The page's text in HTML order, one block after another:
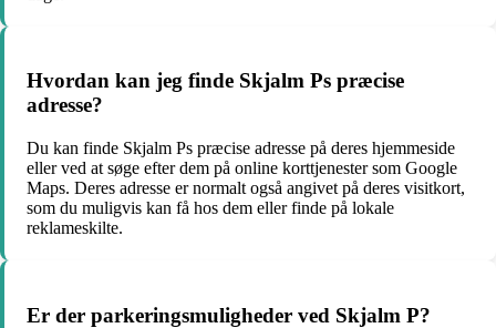
Hvordan kan jeg finde Skjalm Ps præcise
adresse?
Du kan finde Skjalm Ps præcise adresse på deres hjemmeside
eller ved at søge efter dem på online korttjenester som Google
Maps. Deres adresse er normalt også angivet på deres visitkort,
som du muligvis kan få hos dem eller finde på lokale
reklameskilte.
Er der parkeringsmuligheder ved Skjalm P?